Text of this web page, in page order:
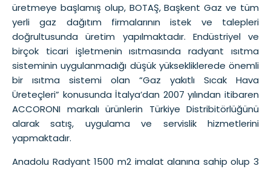
üretmeye başlamış olup, BOTAŞ, Başkent Gaz ve tüm
yerli gaz dağıtım firmalarının istek ve talepleri
doğrultusunda üretim yapılmaktadır. Endüstriyel ve
birçok ticari işletmenin ısıtmasında radyant ısıtma
sisteminin uygulanmadığı düşük yüksekliklerede önemli
bir ısıtma sistemi olan “Gaz yakıtlı Sıcak Hava
Üreteçleri” konusunda İtalya’dan 2007 yılından itibaren
ACCORONI markalı ürünlerin Türkiye Distribitörlüğünü
alarak satış, uygulama ve servislik hizmetlerini
yapmaktadır.
Anadolu Radyant 1500 m2 imalat alanına sahip olup 3